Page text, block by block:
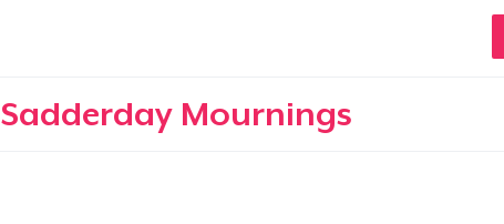
Sadderday Mournings